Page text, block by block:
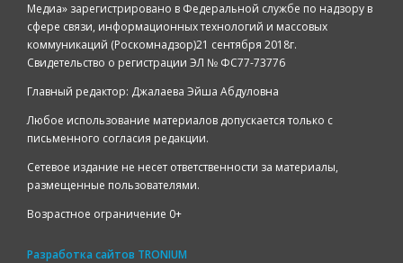
Медиа» зарегистрировано в Федеральной службе по надзору в
сфере связи, информационных технологий и массовых
коммуникаций (Роскомнадзор)21 сентября 2018г.
Свидетельство о регистрации ЭЛ № ФС77-73776
Главный редактор: Джалаева Эйша Абдуловна
Любое использование материалов допускается только с
письменного согласия редакции.
Сетевое издание не несет ответственности за материалы,
размещенные пользователями.
Возрастное ограничение 0+
Разработка сайтов TRONIUM